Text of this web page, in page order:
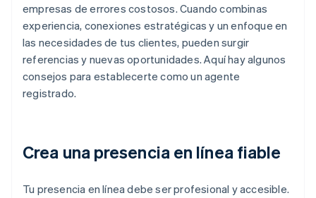
empresas de errores costosos. Cuando combinas
experiencia, conexiones estratégicas y un enfoque en
las necesidades de tus clientes, pueden surgir
referencias y nuevas oportunidades. Aquí hay algunos
consejos para establecerte como un agente
registrado.
Crea una presencia en línea fiable
Tu presencia en línea debe ser profesional y accesible.